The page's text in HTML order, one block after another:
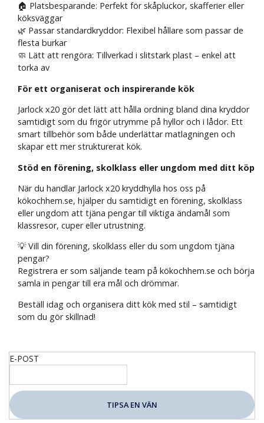
🏠 Platsbesparande: Perfekt för skåpluckor, skafferier eller
köksväggar
🌿 Passar standardkryddor: Flexibel hållare som passar de
flesta burkar
🧼 Lätt att rengöra: Tillverkad i slitstark plast – enkel att
torka av
För ett organiserat och inspirerande kök
Jarlock x20 gör det lätt att hålla ordning bland dina kryddor
samtidigt som du frigör utrymme på hyllor och i lådor. Ett
smart tillbehör som både underlättar matlagningen och
skapar ett mer strukturerat kök.
Stöd en förening, skolklass eller ungdom med ditt köp
När du handlar Jarlock x20 kryddhylla hos oss på
kökochhem.se, hjälper du samtidigt en förening, skolklass
eller ungdom att tjäna pengar till viktiga ändamål som
klassresor, cuper eller utrustning.
💡 Vill din förening, skolklass eller du som ungdom tjäna
pengar?
Registrera er som säljande team på kökochhem.se och börja
samla in pengar till era mål och drömmar.
Beställ idag och organisera ditt kök med stil – samtidigt
som du gör skillnad!
E-POST